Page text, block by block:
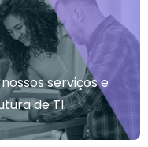
serviços e
de TI.